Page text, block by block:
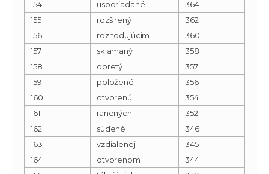
154
usporiadané
364
155
rozšírený
362
156
rozhodujúcim
360
157
sklamaný
358
158
opretý
357
159
položené
356
160
otvorenú
354
161
ranených
352
162
súdené
346
163
vzdialenej
345
164
otvorenom
344